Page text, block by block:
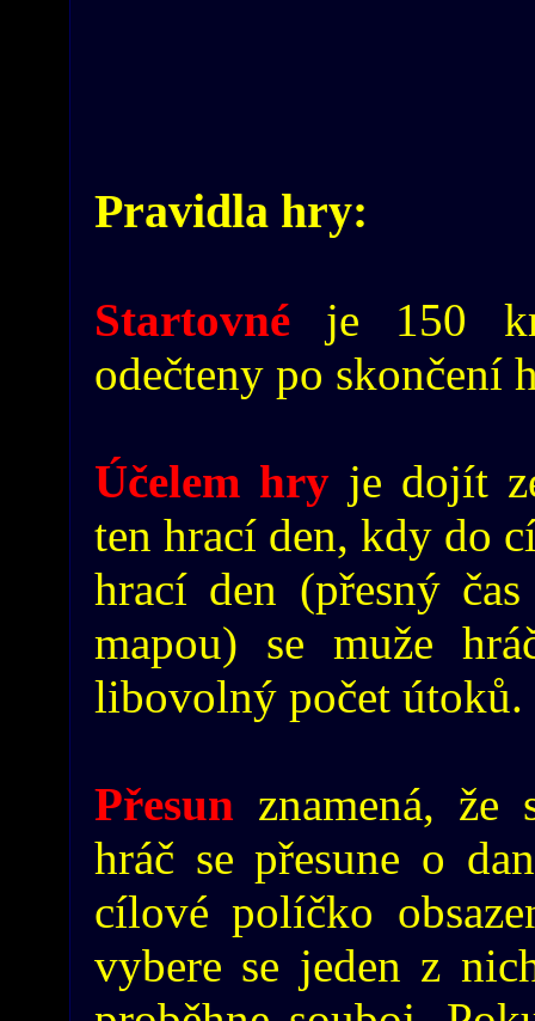
Pravidla hry:
Startovné je 150
odečteny po skončení
Účelem hry je dojít
ten hrací den, kdy do
hrací den (přesný
mapou) se muže
libovolný počet útoků.
Přesun znamená, že
hráč se přesune o
cílové políčko
vybere se jeden z